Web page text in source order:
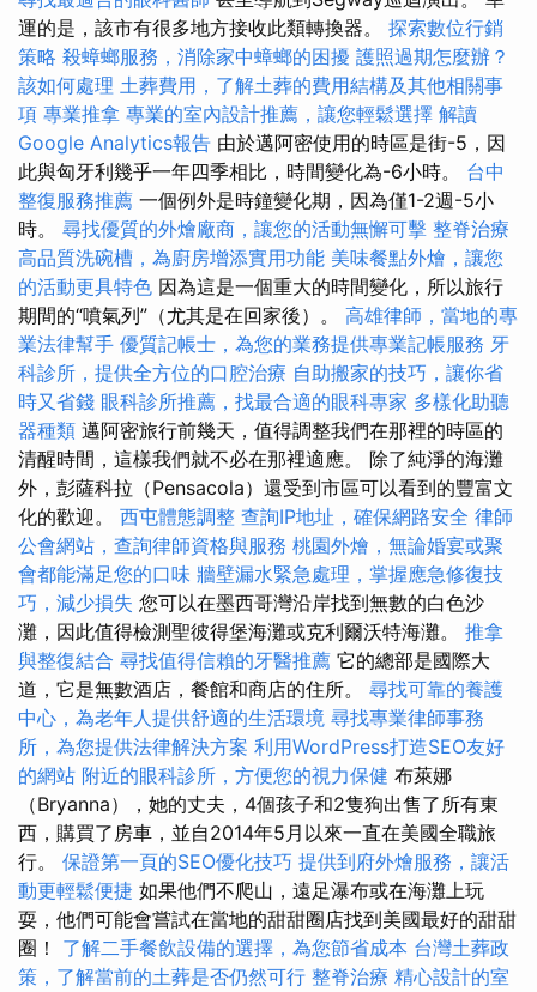
運的是，該市有很多地方接收此類轉換器。 探索數位行銷
策略 殺蟑螂服務，消除家中蟑螂的困擾 護照過期怎麼辦？
該如何處理 土葬費用，了解土葬的費用結構及其他相關事
項 專業推拿 專業的室內設計推薦，讓您輕鬆選擇 解讀
Google Analytics報告 由於邁阿密使用的時區是街-5，因
此與匈牙利幾乎一年四季相比，時間變化為-6小時。 台中
整復服務推薦 一個例外是時鐘變化期，因為僅1-2週-5小
時。 尋找優質的外燴廠商，讓您的活動無懈可擊 整脊治療
高品質洗碗槽，為廚房增添實用功能 美味餐點外燴，讓您
的活動更具特色 因為這是一個重大的時間變化，所以旅行
期間的“噴氣列”（尤其是在回家後）。 高雄律師，當地的專
業法律幫手 優質記帳士，為您的業務提供專業記帳服務 牙
科診所，提供全方位的口腔治療 自助搬家的技巧，讓你省
時又省錢 眼科診所推薦，找最合適的眼科專家 多樣化助聽
器種類 邁阿密旅行前幾天，值得調整我們在那裡的時區的
清醒時間，這樣我們就不必在那裡適應。 除了純淨的海灘
外，彭薩科拉（Pensacola）還受到市區可以看到的豐富文
化的歡迎。 西屯體態調整 查詢IP地址，確保網路安全 律師
公會網站，查詢律師資格與服務 桃園外燴，無論婚宴或聚
會都能滿足您的口味 牆壁漏水緊急處理，掌握應急修復技
巧，減少損失 您可以在墨西哥灣沿岸找到無數的白色沙
灘，因此值得檢測聖彼得堡海灘或克利爾沃特海灘。 推拿
與整復結合 尋找值得信賴的牙醫推薦 它的總部是國際大
道，它是無數酒店，餐館和商店的住所。 尋找可靠的養護
中心，為老年人提供舒適的生活環境 尋找專業律師事務
所，為您提供法律解決方案 利用WordPress打造SEO友好
的網站 附近的眼科診所，方便您的視力保健 布萊娜
（Bryanna），她的丈夫，4個孩子和2隻狗出售了所有東
西，購買了房車，並自2014年5月以來一直在美國全職旅
行。 保證第一頁的SEO優化技巧 提供到府外燴服務，讓活
動更輕鬆便捷 如果他們不爬山，遠足瀑布或在海灘上玩
耍，他們可能會嘗試在當地的甜甜圈店找到美國最好的甜甜
圈！ 了解二手餐飲設備的選擇，為您節省成本 台灣土葬政
策，了解當前的土葬是否仍然可行 整脊治療 精心設計的室